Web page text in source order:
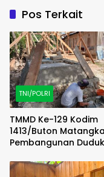
Pos Terkait
TNI/POLRI
TMMD Ke-129 Kodim
1413/Buton
Pembangunan
Kualitas Air Bersih